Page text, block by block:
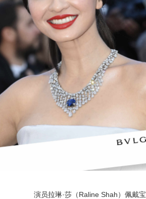
演员拉琳·莎（Raline Shah）佩戴